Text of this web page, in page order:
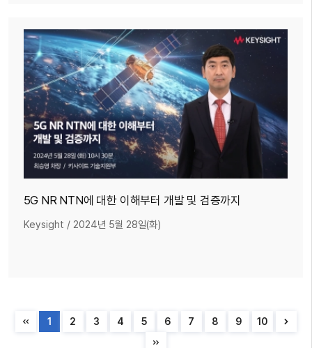
5G NR NTN에 대한 이해부터 개발 및 검증까지
Keysight / 2024년 5월 28일(화)
1 2 3 4 5 6 7 8 9 10